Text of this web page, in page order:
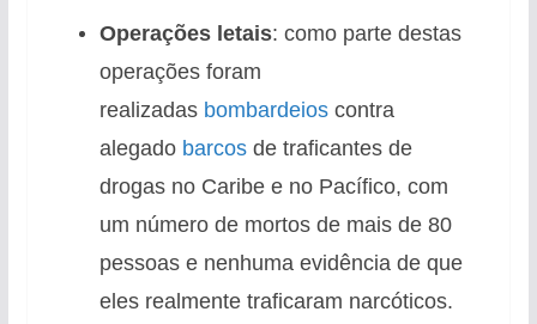
Operações letais: como parte destas
operações foram
realizadas bombardeioscontra
alegado barcosde traficantes de
drogas no Caribe e no Pacífico, com
um número de mortos de mais de 80
pessoas e nenhuma evidência de que
eles realmente traficaram narcóticos.